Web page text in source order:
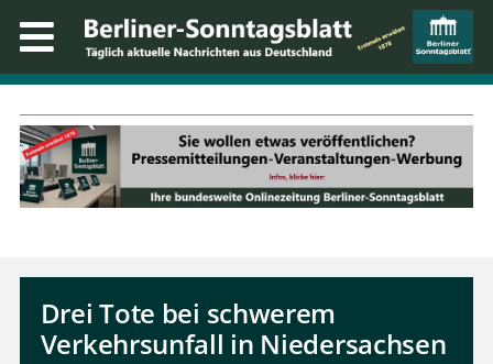
Drei Tote bei schwerem
Verkehrsunfall in Niedersachsen